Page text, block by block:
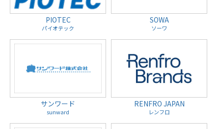
PIOTEC
パイオテック
SOWA
ソーワ
サンワード
sunward
RENFRO JAPAN
レンフロ